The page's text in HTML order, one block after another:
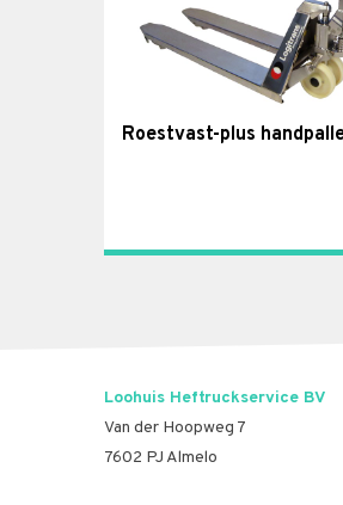
Loohuis Heftruckservice BV
Van der Hoopweg 7
7602 PJ Almelo